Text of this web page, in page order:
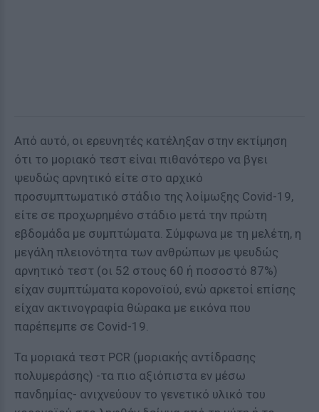
Από αυτό, οι ερευνητές κατέληξαν στην εκτίμηση
ότι το μοριακό τεστ είναι πιθανότερο να βγει
ψευδώς αρνητικό είτε στο αρχικό
προσυμπτωματικό στάδιο της λοίμωξης Covid-19,
είτε σε προχωρημένο στάδιο μετά την πρώτη
εβδομάδα με συμπτώματα. Σύμφωνα με τη μελέτη, η
μεγάλη πλειονότητα των ανθρώπων με ψευδώς
αρνητικό τεστ (οι 52 στους 60 ή ποσοστό 87%)
είχαν συμπτώματα κορονοϊού, ενώ αρκετοί επίσης
είχαν ακτινογραφία θώρακα με εικόνα που
παρέπεμπε σε Covid-19.
Τα μοριακά τεστ PCR (μοριακής αντίδρασης
πολυμεράσης) -τα πιο αξιόπιστα εν μέσω
πανδημίας- ανιχνεύουν το γενετικό υλικό του